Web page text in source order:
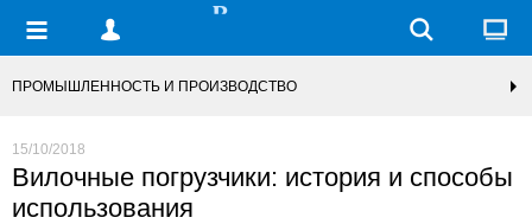
ПРОМЫШЛЕННОСТЬ И ПРОИЗВОДСТВО
15/10/2018
Вилочные погрузчики: история и способы
использования